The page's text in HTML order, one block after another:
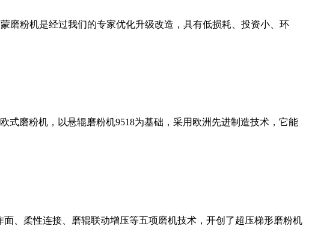
磨粉机是经过我们的专家优化升级改造，具有低损耗、投资小、环
磨粉机，以悬辊磨粉机9518为基础，采用欧洲先进制造技术，它能
、柔性连接、磨辊联动增压等五项磨机技术，开创了超压梯形磨粉机